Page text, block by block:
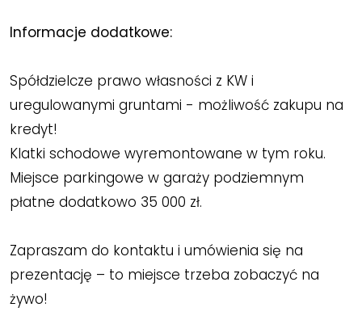
Informacje dodatkowe:
Spółdzielcze prawo własności z KW i
uregulowanymi gruntami - możliwość zakupu na
kredyt!
Klatki schodowe wyremontowane w tym roku.
Miejsce parkingowe w garaży podziemnym
płatne dodatkowo 35 000 zł.
Zapraszam do kontaktu i umówienia się na
prezentację – to miejsce trzeba zobaczyć na
żywo!